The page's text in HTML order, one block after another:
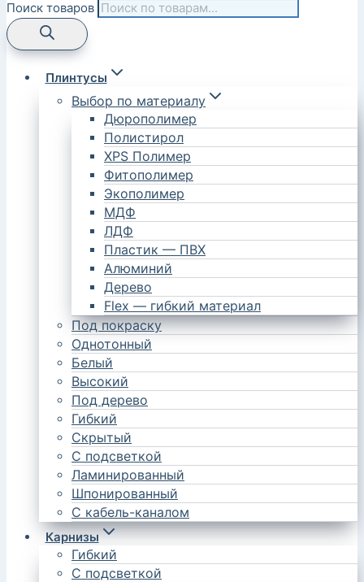
Поиск товаров
Плинтусы
Выбор по материалу
Дюрополимер
Полистирол
XPS Полимер
Фитополимер
Экополимер
МДФ
ЛДФ
Пластик — ПВХ
Алюминий
Дерево
Flex — гибкий материал
Под покраску
Однотонный
Белый
Высокий
Под дерево
Гибкий
Скрытый
С подсветкой
Ламинированный
Шпонированный
С кабель-каналом
Карнизы
Гибкий
С подсветкой